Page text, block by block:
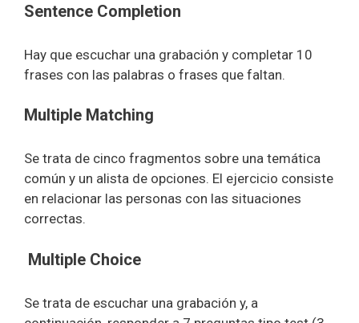
Sentence Completion
Hay que escuchar una grabación y completar 10
frases con las palabras o frases que faltan.
Multiple Matching
Se trata de cinco fragmentos sobre una temática
común y un alista de opciones. El ejercicio consiste
en relacionar las personas con las situaciones
correctas.
Multiple Choice
Se trata de escuchar una grabación y, a